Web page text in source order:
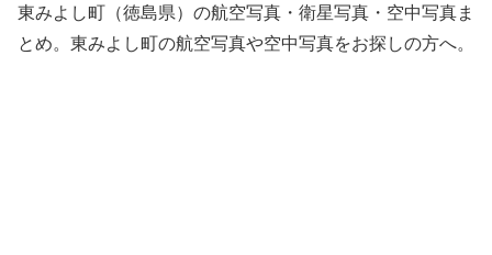
東みよし町（徳島県）の航空写真・衛星写真・空中写真ま
とめ。東みよし町の航空写真や空中写真をお探しの方へ。